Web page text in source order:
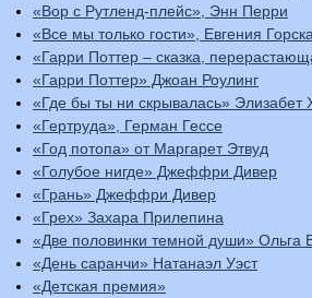
«Вор с Рутленд-плейс», Энн Перри
«Все мы только гости», Евгения
«Гарри Поттер – сказка,
«Гарри Поттер» Джоан Роулинг
«Где бы ты ни скрывалась» Элизабет
«Гертруда», Герман Гессе
«Год потопа» от Маргарет Этвуд
«Голубое нигде» Джеффри Дивер
«Грань» Джеффри Дивер
«Грех» Захара Прилепина
«Две половинки
«День саранчи» Натанаэл Уэст
«Детская премия»